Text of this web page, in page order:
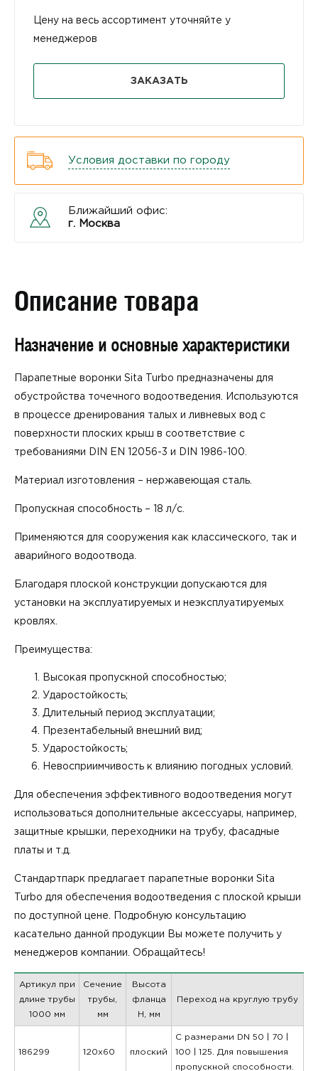
Цену на весь ассортимент уточняйте у
менеджеров
ЗАКАЗАТЬ
Условия доставки по городу
Ближайший офис:
г. Москва
Описание товара
Назначение и основные характеристики
Парапетные воронки Sita Turbo предназначены для
обустройства точечного водоотведения. Используются
в процессе дренирования талых и ливневых вод с
поверхности плоских крыш в соответствие с
требованиями DIN EN 12056-3 и DIN 1986-100.
Материал изготовления – нержавеющая сталь.
Пропускная способность – 18 л/с.
Применяются для сооружения как классического, так и
аварийного водоотвода.
Благодаря плоской конструкции допускаются для
установки на эксплуатируемых и неэксплуатируемых
кровлях.
Преимущества:
Высокая пропускной способностью;
Ударостойкость;
Длительный период эксплуатации;
Презентабельный внешний вид;
Ударостойкость;
Невосприимчивость к влиянию погодных условий.
Для обеспечения эффективного водоотведения могут
использоваться дополнительные аксессуары, например,
защитные крышки, переходники на трубу, фасадные
платы и т.д.
Стандартпарк предлагает парапетные воронки Sita
Turbo для обеспечения водоотведения с плоской крыши
по доступной цене. Подробную консультацию
касательно данной продукции Вы можете получить у
менеджеров компании. Обращайтесь!
Артикул при
длине трубы
1000 мм
Сечение
трубы,
мм
Высота
фланца
H, мм
Переход на круглую трубу
186299 120x60 плоский
С размерами DN 50 | 70 |
100 | 125. Для повышения
пропускной способности.